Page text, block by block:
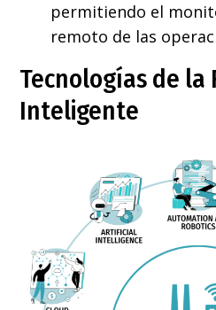
permitiendo el
remoto de las
Tecnologías de la
Inteligente